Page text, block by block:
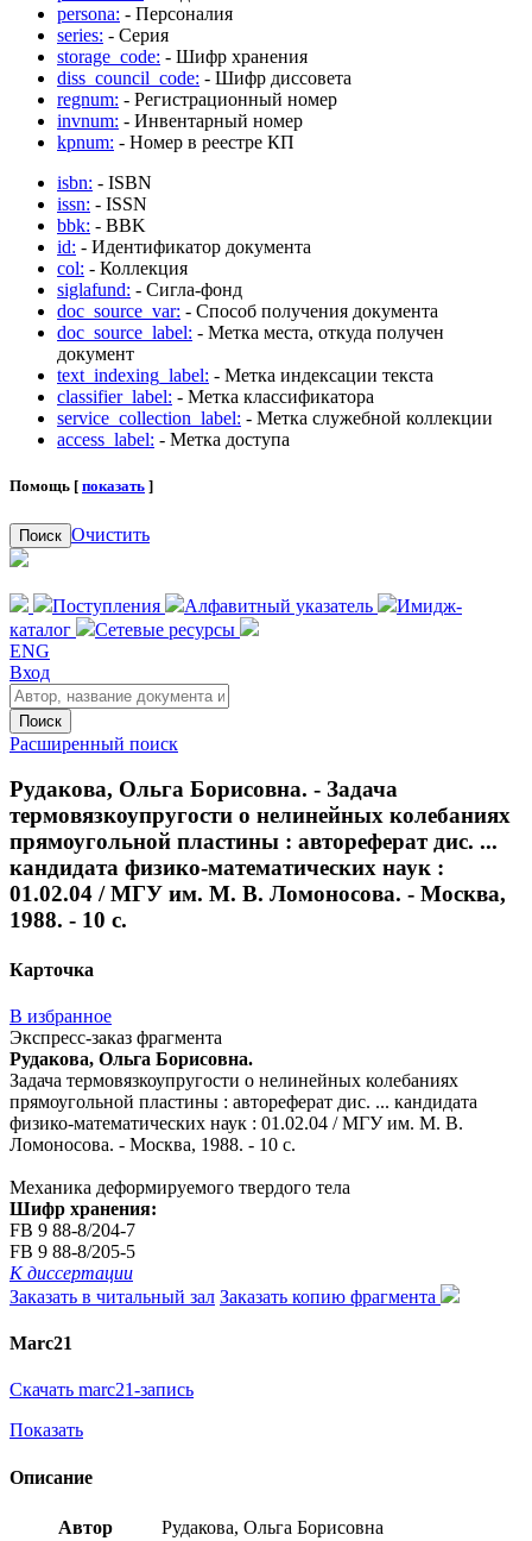
persona: - Персоналия
series: - Серия
storage_code: - Шифр хранения
diss_council_code: - Шифр диссовета
regnum: - Регистрационный номер
invnum: - Инвентарный номер
kpnum: - Номер в реестре КП
isbn: - ISBN
issn: - ISSN
bbk: - BBK
id: - Идентификатор документа
col: - Коллекция
siglafund: - Сигла-фонд
doc_source_var: - Способ получения документа
doc_source_label: - Метка места, откуда получен
документ
text_indexing_label: - Метка индексации текста
classifier_label: - Метка классификатора
service_collection_label: - Метка служебной коллекции
access_label: - Метка доступа
Помощь [ показать ]
Поиск Очистить
Поступления Алфавитный указатель
Имидж-
каталог
Сетевые ресурсы
ENG
Вход
Поиск
Расширенный поиск
Рудакова, Ольга Борисовна. - Задача
термовязкоупругости о нелинейных колебаниях
прямоугольной пластины : автореферат дис. ...
кандидата физико-математических наук :
01.02.04 / МГУ им. М. В. Ломоносова. - Москва,
1988. - 10 с.
Карточка
В избранное
Экспресс-заказ фрагмента
Рудакова, Ольга Борисовна.
Задача термовязкоупругости о нелинейных колебаниях
прямоугольной пластины : автореферат дис. ... кандидата
физико-математических наук : 01.02.04 / МГУ им. М. В.
Ломоносова. - Москва, 1988. - 10 с.
Механика деформируемого твердого тела
Шифр хранения:
FB 9 88-8/204-7
FB 9 88-8/205-5
К диссертации
Заказать в читальный зал Заказать копию фрагмента
Marc21
Скачать marc21-запись
Показать
Описание
Автор Рудакова, Ольга Борисовна